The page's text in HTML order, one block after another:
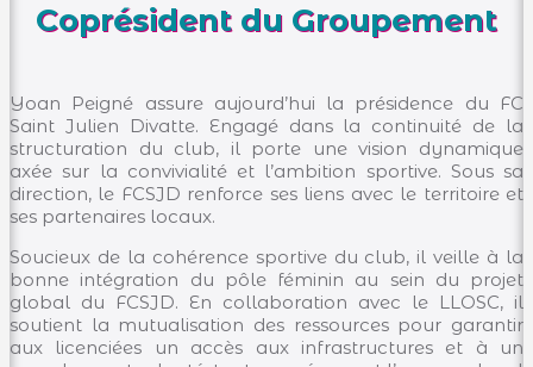
Coprésident du Groupement
Yoan Peigné assure aujourd’hui la présidence du FC
Saint Julien Divatte. Engagé dans la continuité de la
structuration du club, il porte une vision dynamique
axée sur la convivialité et l’ambition sportive. Sous sa
direction, le FCSJD renforce ses liens avec le territoire et
ses partenaires locaux.
Soucieux de la cohérence sportive du club, il veille à la
bonne intégration du pôle féminin au sein du projet
global du FCSJD. En collaboration avec le LLOSC, il
soutient la mutualisation des ressources pour garantir
aux licenciées un accès aux infrastructures et à un